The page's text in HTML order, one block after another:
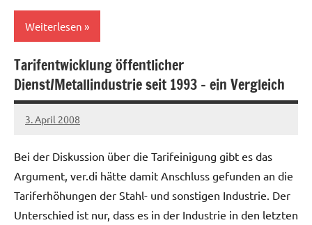
Weiterlesen
Allgemein
Tarifentwicklung öffentlicher
Dienst/Metallindustrie seit 1993 – ein Vergleich
3. April 2008
Ilja
Bei der Diskussion über die Tarifeinigung gibt es das
Argument, ver.di hätte damit Anschluss gefunden an die
Tariferhöhungen der Stahl- und sonstigen Industrie. Der
Unterschied ist nur, dass es in der Industrie in den letzten